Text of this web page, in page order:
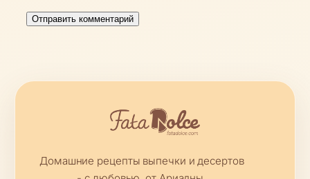
Домашние рецепты выпечки и десертов